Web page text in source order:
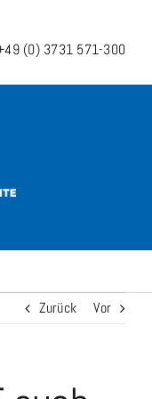
(0) 3731 571-300
Zurück Vor